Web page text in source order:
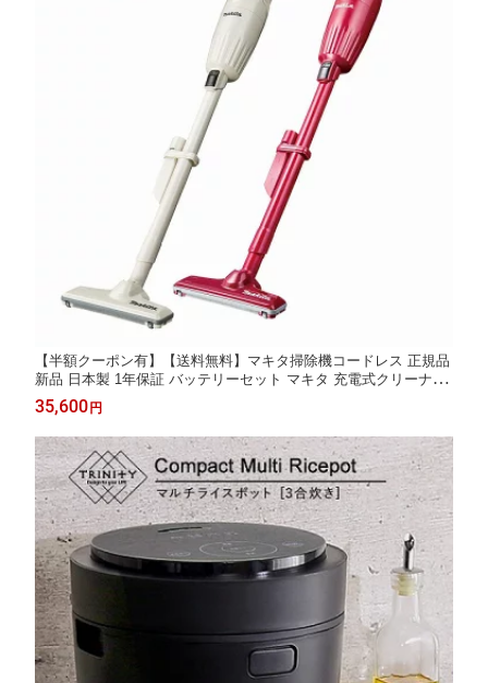
【半額クーポン有】【送料無料】マキタ掃除機コードレス 正規品
新品 日本製 1年保証 バッテリーセット マキタ 充電式クリーナー
マキタ掃除機 マキタ 掃除機 マキタコードレスクリーナー マキタ
コードレス掃除機 コードレス 車用掃除機 カークリーナー
35,600 円